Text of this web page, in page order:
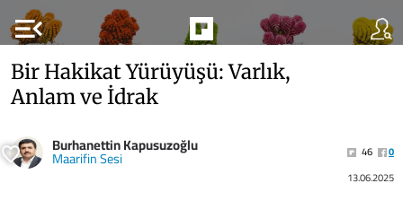
menu_open
Bir Hakikat Yürüyüşü: Varlık,
Anlam ve İdrak
Burhanettin Kapusuzoğlu
Maarifin Sesi 46
0
13.06.2025